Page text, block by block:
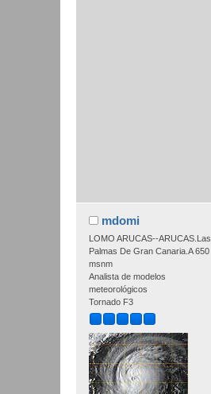
mdomi
LOMO ARUCAS--ARUCAS.Las
Palmas De Gran Canaria.A 650
msnm
Analista de modelos
meteorológicos
Tornado F3